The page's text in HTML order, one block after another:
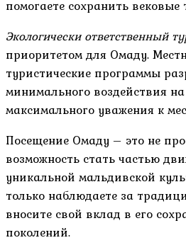
помогаете сохранить
Экологически ответственный
приоритетом для Омаду.
туристические программы
минимального воздействия
максимального уважения к
Посещение Омаду – это не
возможность стать частью
уникальной мальдивской
только наблюдаете за
вносите свой вклад в его
поколений.